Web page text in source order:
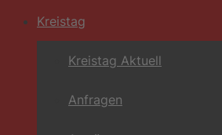
Kreistag
Kreistag Aktuell
Anfragen